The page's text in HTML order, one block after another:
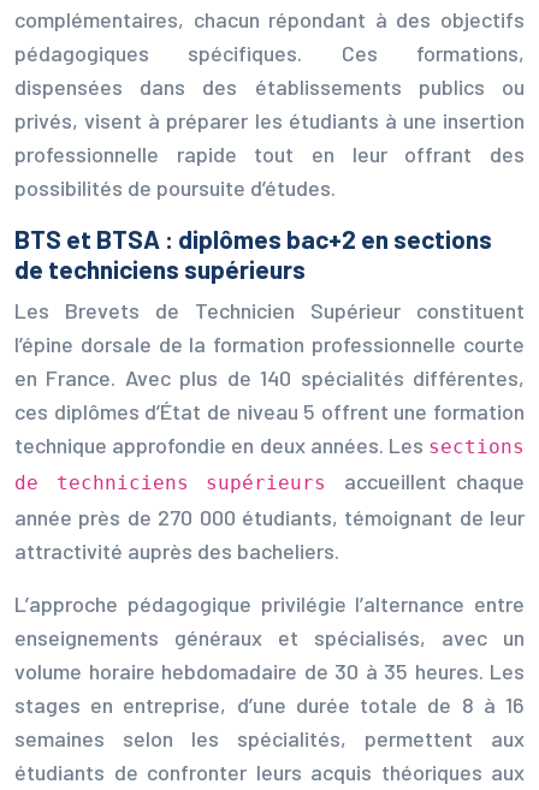
complémentaires, chacun répondant à des objectifs
pédagogiques spécifiques. Ces formations,
dispensées dans des établissements publics ou
privés, visent à préparer les étudiants à une insertion
professionnelle rapide tout en leur offrant des
possibilités de poursuite d’études.
BTS et BTSA : diplômes bac+2 en sections
de techniciens supérieurs
Les Brevets de Technicien Supérieur constituent
l’épine dorsale de la formation professionnelle courte
en France. Avec plus de 140 spécialités différentes,
ces diplômes d’État de niveau 5 offrent une formation
technique approfondie en deux années. Les sections
de techniciens supérieurs accueillent chaque
année près de 270 000 étudiants, témoignant de leur
attractivité auprès des bacheliers.
L’approche pédagogique privilégie l’alternance entre
enseignements généraux et spécialisés, avec un
volume horaire hebdomadaire de 30 à 35 heures. Les
stages en entreprise, d’une durée totale de 8 à 16
semaines selon les spécialités, permettent aux
étudiants de confronter leurs acquis théoriques aux